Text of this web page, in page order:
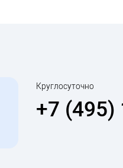
Круглосуточно
+7 (495)